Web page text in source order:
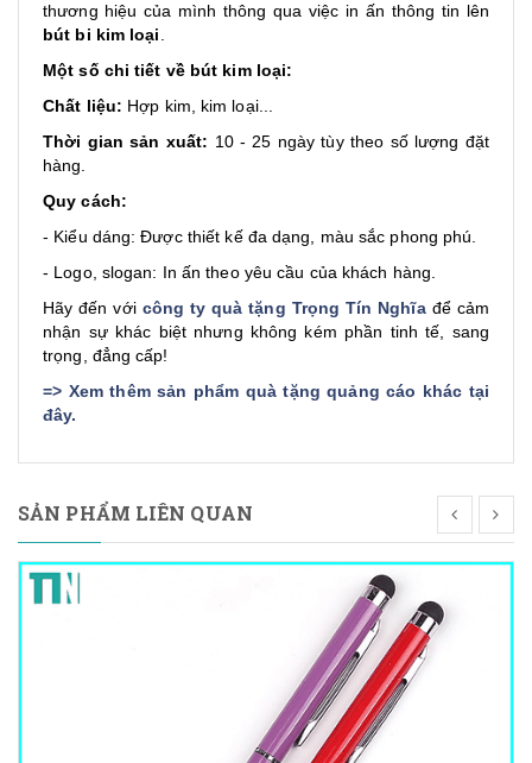
thương hiệu của mình thông qua việc in ấn thông tin lên
bút bi kim loại
Một số chi tiết về bút kim loại:
Chất liệu: Hợp kim, kim loại...
Thời gian sản xuất: 10 - 25 ngày tùy theo số lượng đặt
hàng.
Quy cách:
- Kiểu dáng: Được thiết kế đa dạng, màu sắc phong phú.
- Logo, slogan: In ấn theo yêu cầu của khách hàng.
Hãy đến với công ty quà tặng Trọng Tín Nghĩađể cảm
nhận sự khác biệt nhưng không kém phần tinh tế, sang
trọng, đẳng cấp!
=> Xem thêm sản phẩm quà tặng quảng cáo khác tại
đây.
SẢN PHẨM LIÊN QUAN